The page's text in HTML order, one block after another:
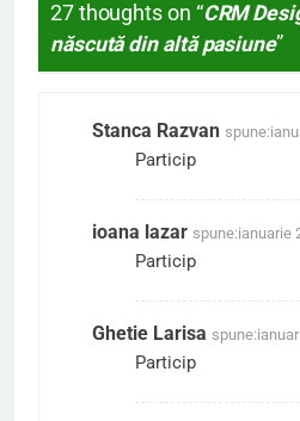
27 thoughts on “CRM
născută din altă pasiune”
Stanca Razvan spune:
Particip
ioana lazar spune:ianuarie
Particip
Ghetie Larisa spune:
Particip